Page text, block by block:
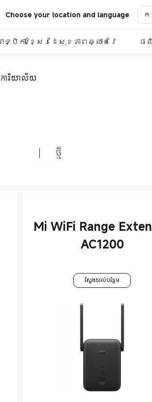
Choose your location and language ក
ាទ្បិកា/ខ្សែរដៃសុខភាពឆ្លាតវៃ ផ
ការិយាល័យ
ថ្មី
Mi WiFi Range
AC1200
ស្វែងយល់បន្ថែម